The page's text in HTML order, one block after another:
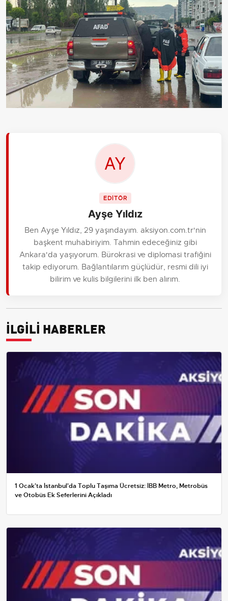
EDİTÖR
Ayşe Yıldız
Ben Ayşe Yıldız, 29 yaşındayım. aksiyon.com.tr'nin
başkent muhabiriyim. Tahmin edeceğiniz gibi
Ankara'da yaşıyorum. Bürokrasi ve diplomasi trafiğini
takip ediyorum. Bağlantılarım güçlüdür, resmi dili iyi
bilirim ve kulis bilgilerini ilk ben alırım.
İLGİLİ HABERLER
1 Ocak'ta İstanbul'da Toplu Taşıma Ücretsiz: İBB Metro, Metrobüs
ve Otobüs Ek Seferlerini Açıkladı